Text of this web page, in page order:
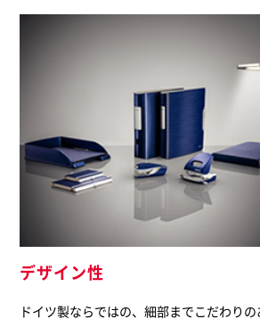
デザイン性
ドイツ製ならではの、細部までこだわり